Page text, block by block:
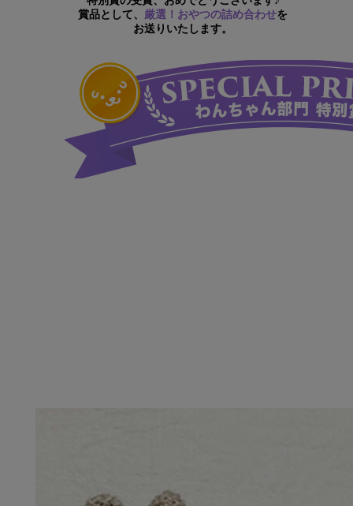
賞品として、 厳選！おやつの詰め合わせを
お送りいたします。